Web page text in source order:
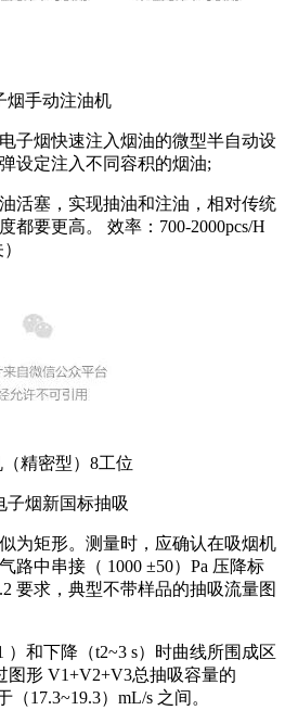
烟手动注油机
子烟快速注入烟油的微型半自动设
设定注入不同容积的烟油;
活塞，实现抽油和注油，相对传统
都要更高。 效率：700-2000pcs/H
精密型）8工位
子烟新国标抽吸
为矩形。测量时，应确认在吸烟机
路中串接（ 1000 ±50）Pa 压降标
要求，典型不带样品的抽吸流量图
）和下降（t2~3 s）时曲线所围成区
图形 V1+V2+V3总抽吸容量的
17.3~19.3）mL/s 之间。